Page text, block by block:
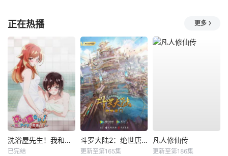
正在热播 更多
洗浴屋先生！我和那家伙在女浴池！？
已完结
斗罗大陆2：绝世唐门
更新至第165集
凡人修仙传
更新至第186集